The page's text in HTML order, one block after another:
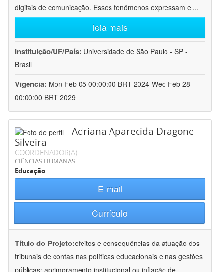
digitais de comunicação. Esses fenômenos expressam e ...
leia mais
Instituição/UF/País: Universidade de São Paulo - SP -
Brasil
Vigência: Mon Feb 05 00:00:00 BRT 2024-Wed Feb 28
00:00:00 BRT 2029
Adriana Aparecida Dragone
Silveira
COORDENADOR(A)
CIÊNCIAS HUMANAS
Educação
E-mail
Currículo
Título do Projeto:efeitos e consequências da atuação dos
tribunais de contas nas políticas educacionais e nas gestões
públicas: aprimoramento institucional ou inflação de